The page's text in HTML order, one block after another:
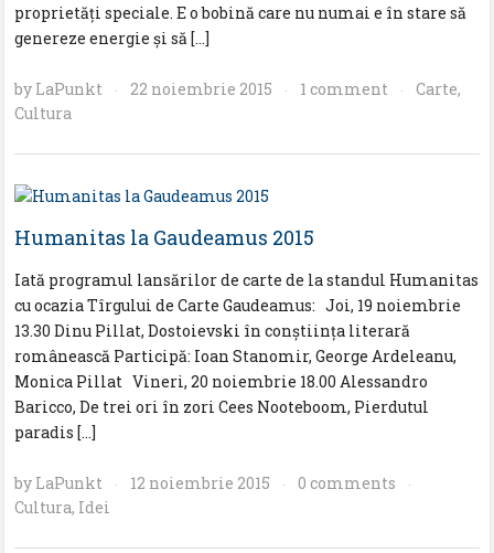
proprietăţi speciale. E o bobină care nu numai e în stare să
genereze energie şi să […]
by LaPunkt · 22 noiembrie 2015 · 1 comment · Carte,
Cultura
Humanitas la Gaudeamus 2015
Iată programul lansărilor de carte de la standul Humanitas
cu ocazia Tîrgului de Carte Gaudeamus: Joi, 19 noiembrie
13.30 Dinu Pillat, Dostoievski în conştiinţa literară
românească Participă: Ioan Stanomir, George Ardeleanu,
Monica Pillat Vineri, 20 noiembrie 18.00 Alessandro
Baricco, De trei ori în zori Cees Nooteboom, Pierdutul
paradis […]
by LaPunkt · 12 noiembrie 2015 · 0 comments ·
Cultura, Idei